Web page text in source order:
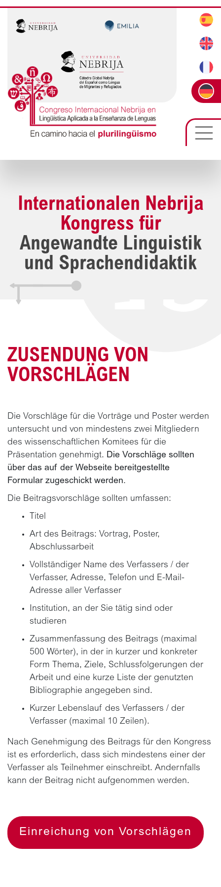
Internationalen Nebrija
Kongress für
Angewandte Linguistik
und Sprachendidaktik
ZUSENDUNG VON
VORSCHLÄGEN
Die Vorschläge für die Vorträge und Poster werden
untersucht und von mindestens zwei Mitgliedern
des wissenschaftlichen Komitees für die
Präsentation genehmigt. Die Vorschläge sollten
über das auf der Webseite bereitgestellte
Formular zugeschickt werden.
Die Beitragsvorschläge sollten umfassen:
Titel
Art des Beitrags: Vortrag, Poster,
Abschlussarbeit
Vollständiger Name des Verfassers / der
Verfasser, Adresse, Telefon und E-Mail-
Adresse aller Verfasser
Institution, an der Sie tätig sind oder
studieren
Zusammenfassung des Beitrags (maximal
500 Wörter), in der in kurzer und konkreter
Form Thema, Ziele, Schlussfolgerungen der
Arbeit und eine kurze Liste der genutzten
Bibliographie angegeben sind.
Kurzer Lebenslauf des Verfassers / der
Verfasser (maximal 10 Zeilen).
Nach Genehmigung des Beitrags für den Kongress
ist es erforderlich, dass sich mindestens einer der
Verfasser als Teilnehmer einschreibt. Andernfalls
kann der Beitrag nicht aufgenommen werden.
Einreichung von Vorschlägen